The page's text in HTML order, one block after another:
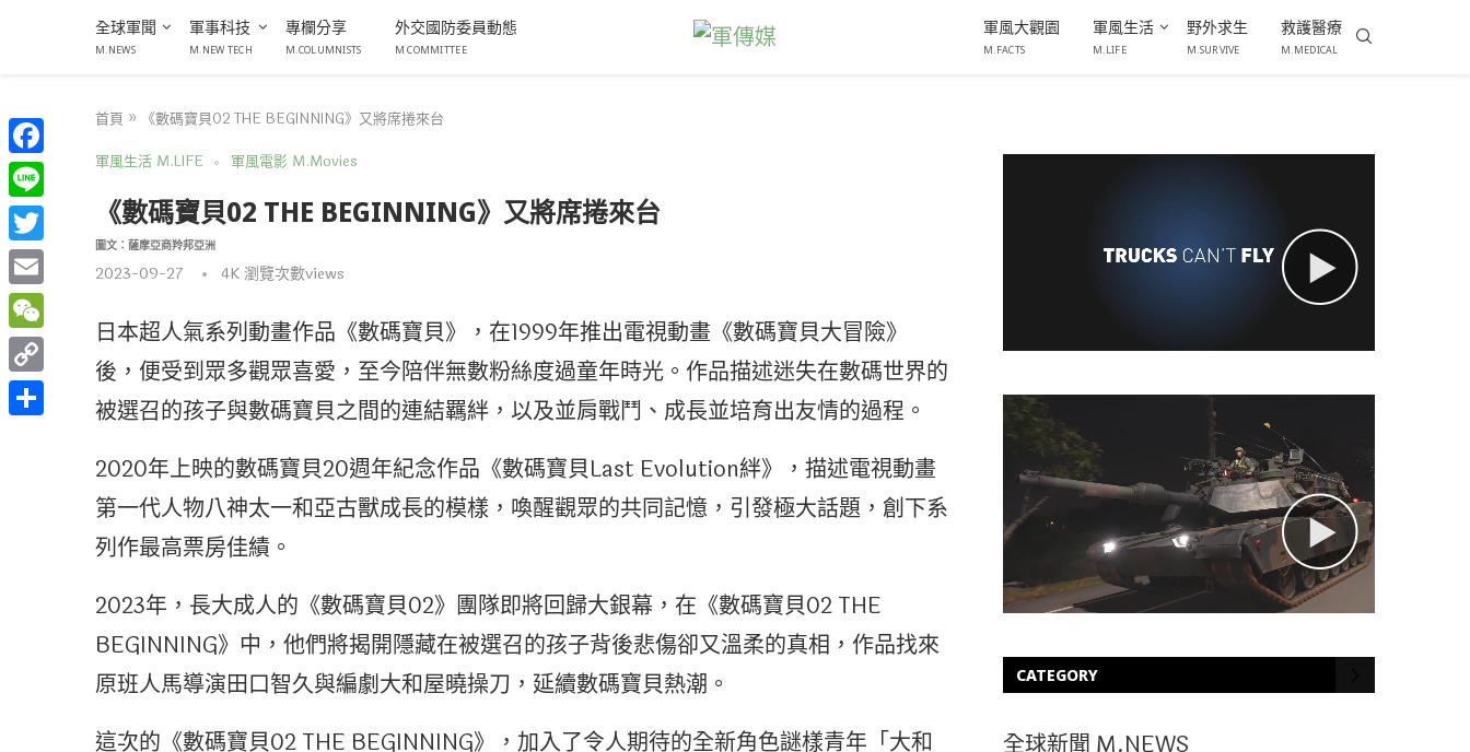
全球軍聞
M.NEWS
軍事科技
M.NEW TECH
專欄分享
M.COLUMNISTS
外交國防委員動態
M COMMITTEE
軍風大觀園
M.FACTS
軍風生活
M.LIFE
野外求生
M.SURVIVE
救護醫療
M.MEDICAL
首頁 » 《數碼寶貝02 THE BEGINNING》又將席捲來台
軍風生活 M.LIFE
軍風電影 M.Movies
《數碼寶貝02 THE BEGINNING》又將席捲來台
圖文：薩摩亞商羚邦亞洲
2023-09-27 4K瀏覽次數views
日本超人氣系列動畫作品《數碼寶貝》，在1999年推出電視動畫《數碼寶貝大冒險》
後，便受到眾多觀眾喜愛，至今陪伴無數粉絲度過童年時光。作品描述迷失在數碼世界的
被選召的孩子與數碼寶貝之間的連結羈絆，以及並肩戰鬥、成長並培育出友情的過程。
2020年上映的數碼寶貝20週年紀念作品《數碼寶貝Last Evolution絆》，描述電視動畫
第一代人物八神太一和亞古獸成長的模樣，喚醒觀眾的共同記憶，引發極大話題，創下系
列作最高票房佳績。
2023年，長大成人的《數碼寶貝02》團隊即將回歸大銀幕，在《數碼寶貝02 THE
BEGINNING》中，他們將揭開隱藏在被選召的孩子背後悲傷卻又溫柔的真相，作品找來
原班人馬導演田口智久與編劇大和屋曉操刀，延續數碼寶貝熱潮。
這次的《數碼寶貝02 THE BEGINNING》，加入了令人期待的全新角色謎樣青年「大和
CATEGORY
全球新聞 M.NEWS
Facebook
Line
Twitter
Email
WeChat
Copy
Link